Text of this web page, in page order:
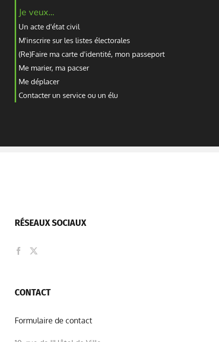
Je veux...
Un acte d'état civil
M'inscrire sur les listes électorales
(Re)Faire ma carte d'identité, mon passeport
Me marier, ma pacser
Me déplacer
Contacter un service ou un élu
RÉSEAUX SOCIAUX
CONTACT
Formulaire de contact